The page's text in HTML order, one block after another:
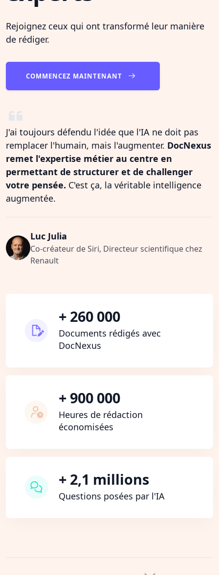
Rejoignez ceux qui ont transformé leur manière
de rédiger.
COMMENCEZ MAINTENANT
J'ai toujours défendu l'idée que l'IA ne doit pas
remplacer l'humain, mais l'augmenter. DocNexus
remet l'expertise métier au centre en
permettant de structurer et de challenger
votre pensée. C'est ça, la véritable intelligence
augmentée.
Luc Julia
Co-créateur de Siri, Directeur scientifique chez
Renault
+ 260 000
Documents rédigés avec
DocNexus
+ 900 000
Heures de rédaction
économisées
+ 2,1 millions
Questions posées par l'IA